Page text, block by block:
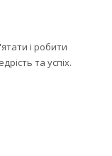
і робити
та успіх.